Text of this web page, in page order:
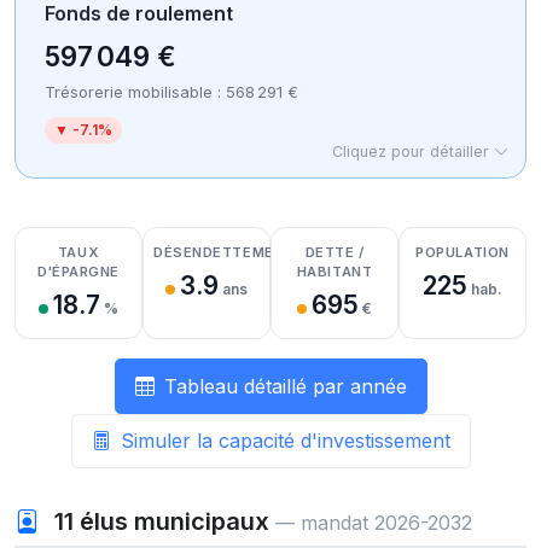
Fonds de roulement
597 049 €
Trésorerie mobilisable : 568 291 €
▼ -7.1%
Cliquez pour détailler
Détail des recettes
Détail des dépenses
Détail de la trésorerie
TAUX
D'ÉPARGNE
18.7 %
DÉSENDETTEMENT
3.9 ans
DETTE /
HABITANT
695 €
POPULATION
225 hab.
Tableau détaillé par année
Simuler la capacité d'investissement
11 élus municipaux — mandat 2026-2032